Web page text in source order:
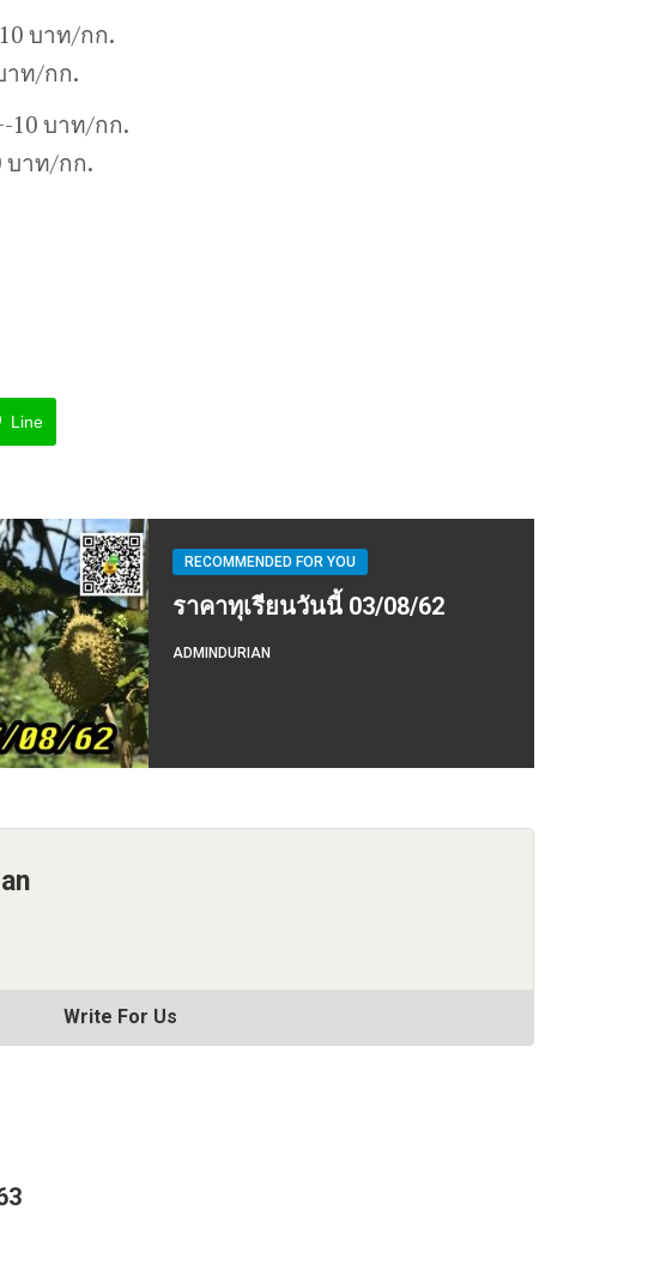
บาท/กก.
าท/กก.
10 บาท/กก.
บาท/กก.
Line
RECOMMENDED FOR YOU
ราคาทุเรียนวันนี้ 03/08/62
ADMINDURIAN
Write For Us